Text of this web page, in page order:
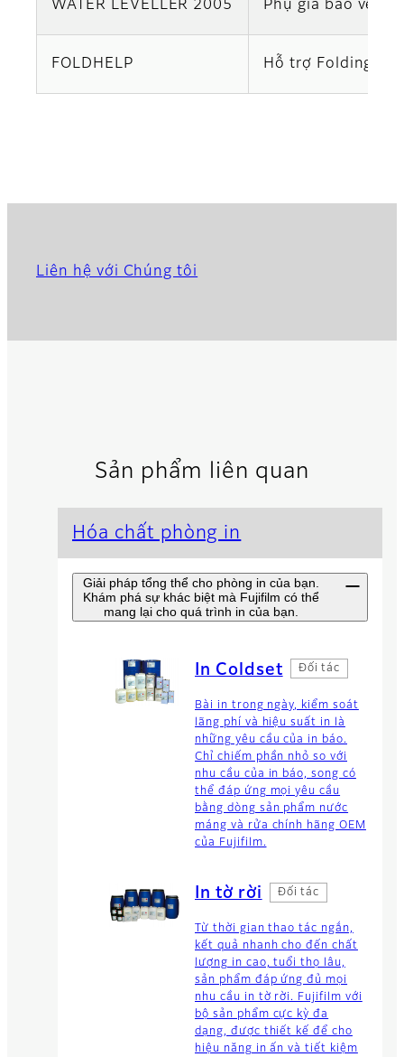
WATER LEVELLER 2005 Phụ gia bảo vệ
FOLDHELP Hỗ trợ Folding
Liên hệ với Chúng tôi
Sản phẩm liên quan
Hóa chất phòng in
Giải pháp tổng thể cho phòng in của bạn.
Khám phá sự khác biệt mà Fujifilm có thể
mang lại cho quá trình in của bạn.
In Coldset Đối tác
Bài in trong ngày, kiểm soát
lãng phí và hiệu suất in là
những yêu cầu của in báo.
Chỉ chiếm phần nhỏ so với
nhu cầu của in báo, song có
thể đáp ứng mọi yêu cầu
bằng dòng sản phẩm nước
máng và rửa chính hãng OEM
của Fujifilm.
In tờ rời Đối tác
Từ thời gian thao tác ngắn,
kết quả nhanh cho đến chất
lượng in cao, tuổi thọ lâu,
sản phẩm đáp ứng đủ mọi
nhu cầu in tờ rời. Fujifilm với
bộ sản phẩm cực kỳ đa
dạng, được thiết kế để cho
hiệu năng in ấn và tiết kiệm